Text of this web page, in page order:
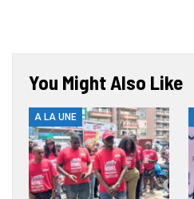
You Might Also Like
A LA UNE